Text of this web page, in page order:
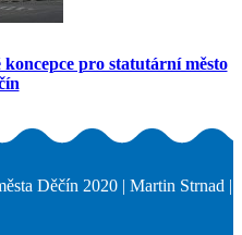
pro statutární město
Děčín 2020 | Martin Strnad |